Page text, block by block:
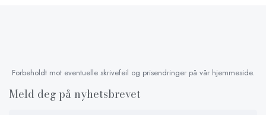
Forbeholdt mot eventuelle skrivefeil og prisendringer på vår hjemmeside.
Meld deg på nyhetsbrevet